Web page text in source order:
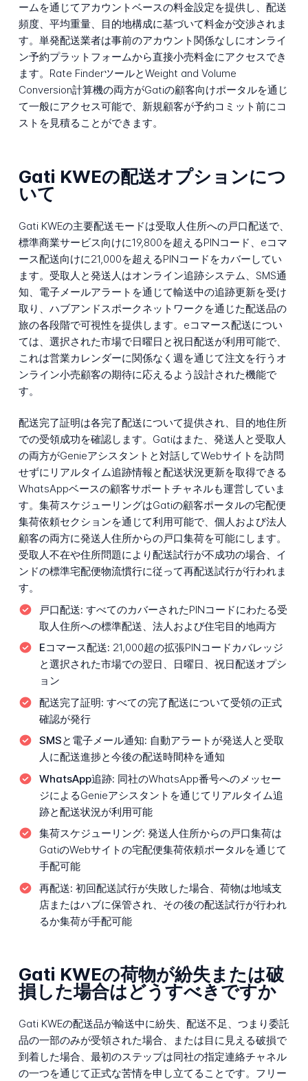
ームを通じてアカウントベースの料金設定を提供し、配送
頻度、平均重量、目的地構成に基づいて料金が交渉されま
す。単発配送業者は事前のアカウント関係なしにオンライ
ン予約プラットフォームから直接小売料金にアクセスでき
ます。Rate FinderツールとWeight and Volume
Conversion計算機の両方がGatiの顧客向けポータルを通じ
て一般にアクセス可能で、新規顧客が予約コミット前にコ
ストを見積ることができます。
Gati KWEの配送オプションにつ
いて
Gati KWEの主要配送モードは受取人住所への戸口配送で、
標準商業サービス向けに19,800を超えるPINコード、eコマ
ース配送向けに21,000を超えるPINコードをカバーしてい
ます。受取人と発送人はオンライン追跡システム、SMS通
知、電子メールアラートを通じて輸送中の追跡更新を受け
取り、ハブアンドスポークネットワークを通じた配送品の
旅の各段階で可視性を提供します。eコマース配送につい
ては、選択された市場で日曜日と祝日配送が利用可能で、
これは営業カレンダーに関係なく週を通じて注文を行うオ
ンライン小売顧客の期待に応えるよう設計された機能で
す。
配送完了証明は各完了配送について提供され、目的地住所
での受領成功を確認します。Gatiはまた、発送人と受取人
の両方がGenieアシスタントと対話してWebサイトを訪問
せずにリアルタイム追跡情報と配送状況更新を取得できる
WhatsAppベースの顧客サポートチャネルも運営していま
す。集荷スケジューリングはGatiの顧客ポータルの宅配便
集荷依頼セクションを通じて利用可能で、個人および法人
顧客の両方に発送人住所からの戸口集荷を可能にします。
受取人不在や住所問題により配送試行が不成功の場合、イ
ンドの標準宅配便物流慣行に従って再配送試行が行われま
す。
戸口配送: すべてのカバーされたPINコードにわたる受
取人住所への標準配送、法人および住宅目的地両方
Eコマース配送: 21,000超の拡張PINコードカバレッジ
と選択された市場での翌日、日曜日、祝日配送オプシ
ョン
配送完了証明: すべての完了配送について受領の正式
確認が発行
SMSと電子メール通知: 自動アラートが発送人と受取
人に配送進捗と今後の配送時間枠を通知
WhatsApp追跡: 同社のWhatsApp番号へのメッセー
ジによるGenieアシスタントを通じてリアルタイム追
跡と配送状況が利用可能
集荷スケジューリング: 発送人住所からの戸口集荷は
GatiのWebサイトの宅配便集荷依頼ポータルを通じて
手配可能
再配送: 初回配送試行が失敗した場合、荷物は地域支
店またはハブに保管され、その後の配送試行が行われ
るか集荷が手配可能
Gati KWEの荷物が紛失または破
損した場合はどうすべきですか
Gati KWEの配送品が輸送中に紛失、配送不足、つまり委託
品の一部のみが受領された場合、または目に見える破損で
到着した場合、最初のステップは同社の指定連絡チャネル
の一つを通じて正式な苦情を申し立てることです。フリー